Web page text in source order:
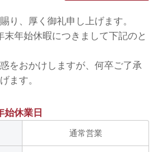
り、厚く御礼申し上げます。
年始休暇につきまして下記のと
をおかけしますが、何卒ご了承
ます。
始休業日
通常営業